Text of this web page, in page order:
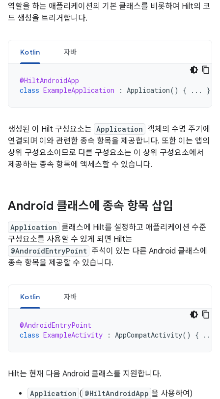
역할을 하는 애플리케이션의 기본 클래스를 비롯하여 Hilt의 코
드 생성을 트리거합니다.
Kotlin 자바
@HiltAndroidApp
class ExampleApplication : Application() { ... }
생성된 이 Hilt 구성요소는 Application 객체의 수명 주기에
연결되며 이와 관련한 종속 항목을 제공합니다. 또한 이는 앱의
상위 구성요소이므로 다른 구성요소는 이 상위 구성요소에서
제공하는 종속 항목에 액세스할 수 있습니다.
Android 클래스에 종속 항목 삽입
Application 클래스에 Hilt를 설정하고 애플리케이션 수준
구성요소를 사용할 수 있게 되면 Hilt는
@AndroidEntryPoint 주석이 있는 다른 Android 클래스에
종속 항목을 제공할 수 있습니다.
Kotlin 자바
@AndroidEntryPoint
class ExampleActivity : AppCompatActivity() { ...
Hilt는 현재 다음 Android 클래스를 지원합니다.
Application ( @HiltAndroidApp 을 사용하여)